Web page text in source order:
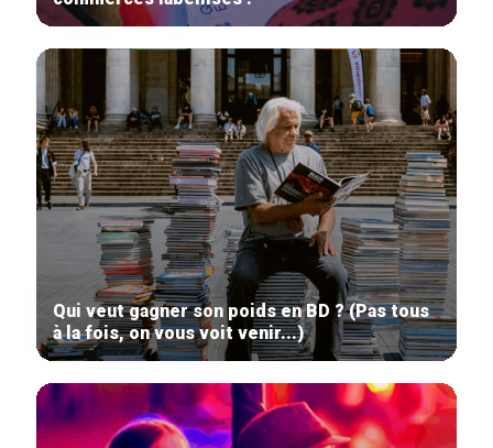
Qui veut gagner son poids en BD ? (Pas tous
à la fois, on vous voit venir...)